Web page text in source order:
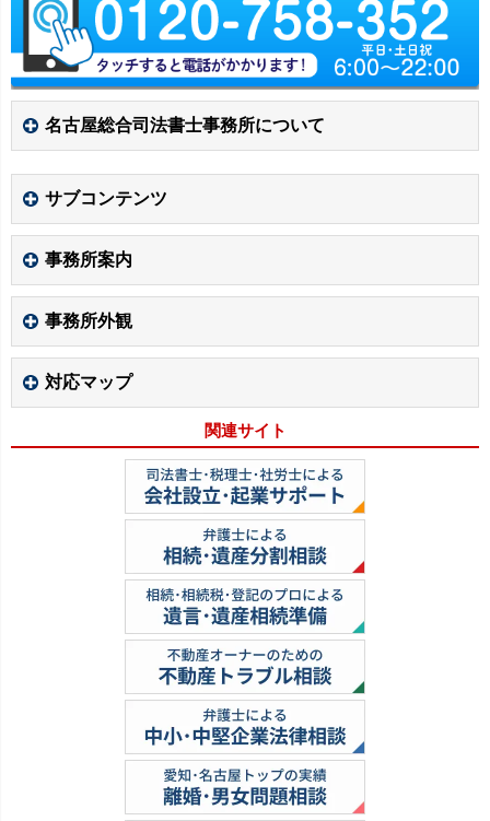
名古屋総合司法書士事務所について
サブコンテンツ
事務所案内
事務所外観
対応マップ
関連サイト